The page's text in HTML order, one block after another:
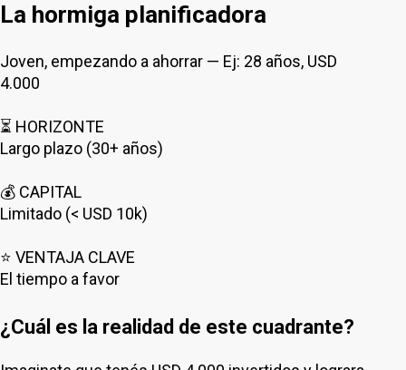
La hormiga planificadora
Joven, empezando a ahorrar — Ej: 28 años, USD
4.000
⏳ HORIZONTE
Largo plazo (30+ años)
💰 CAPITAL
Limitado (< USD 10k)
⭐ VENTAJA CLAVE
El tiempo a favor
¿Cuál es la realidad de este cuadrante?